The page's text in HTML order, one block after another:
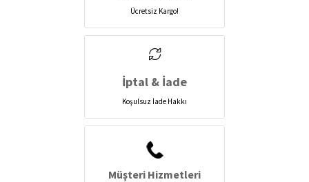
Ücretsiz Kargo!
İptal & İade
Koşulsuz İade Hakkı
Müşteri Hizmetleri